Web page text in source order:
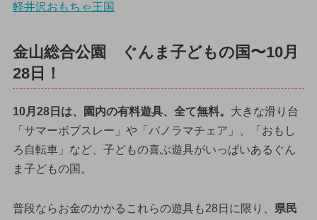
軽井沢おもちゃ王国
金山総合公園 ぐんま子どもの国〜10月
28日！
10月28日は、園内の有料遊具、全て無料。 大きな滑り台
「サマーボブスレー」や「パノラマチェア」、「おもし
ろ自転車」など、子どもの喜ぶ遊具がいっぱいあるぐん
ま子どもの国。
普段ならお金のかかるこれらの遊具も28日に限り、 県民